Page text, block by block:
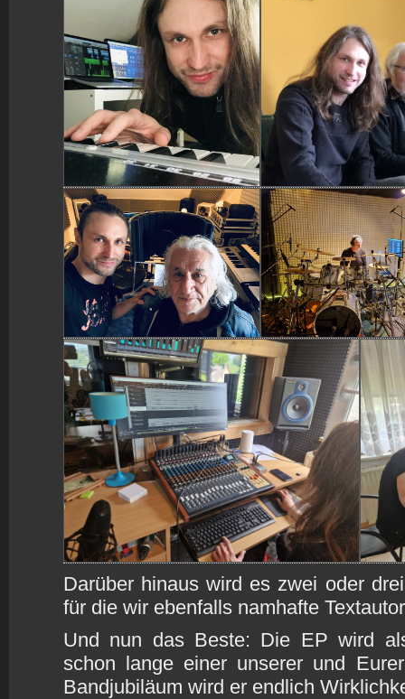
Darüber hinaus wird es zwei oder
für die wir ebenfalls namhafte
Und nun das Beste: Die EP wird
schon lange einer unserer und
Bandjubiläum wird er endlich